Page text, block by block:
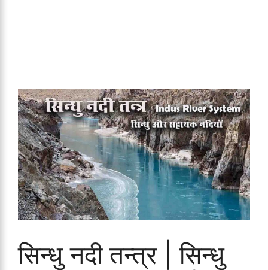
सिन्धु नदी तन्त्र | सिन्धु